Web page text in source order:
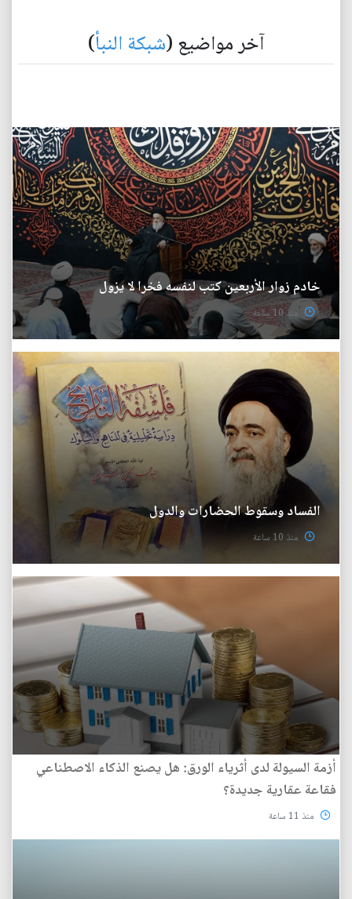
آخر مواضيع (شبكة النبأ)
خادم زوار الأربعين كتب لنفسه فخرا لا يزول
منذ 10 ساعة
الفساد وسقوط الحضارات والدول
منذ 10 ساعة
أزمة السيولة لدى أثرياء الورق: هل يصنع الذكاء الاصطناعي
فقاعة عقارية جديدة؟
منذ 11 ساعة